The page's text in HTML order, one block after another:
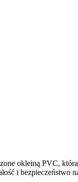
okleiną PVC,
i bezpieczeństwo